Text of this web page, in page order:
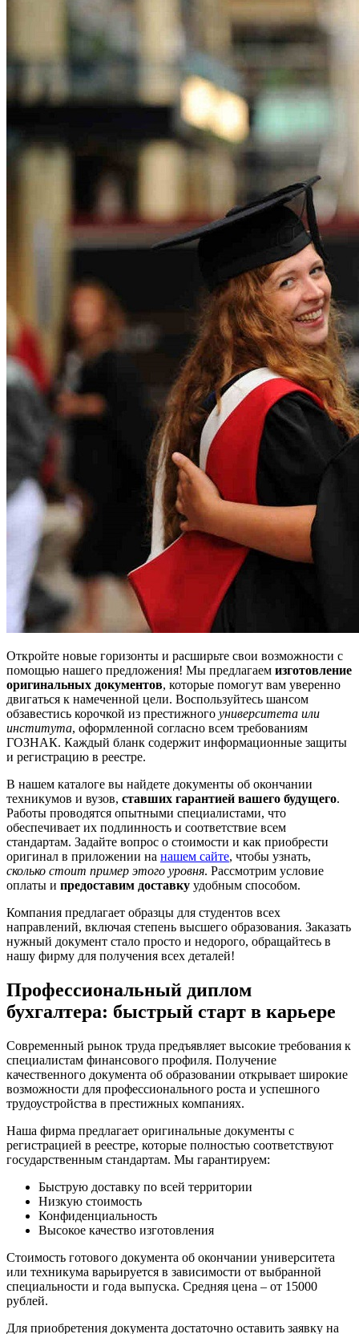
Откройте новые горизонты и расширьте свои возможности с
помощью нашего предложения! Мы предлагаем изготовление
оригинальных документов, которые помогут вам уверенно
двигаться к намеченной цели. Воспользуйтесь шансом
обзавестись корочкой из престижного университета или
института, оформленной согласно всем требованиям
ГОЗНАК. Каждый бланк содержит информационные защиты
и регистрацию в реестре.
В нашем каталоге вы найдете документы об окончании
техникумов и вузов, ставших гарантией вашего будущего.
Работы проводятся опытными специалистами, что
обеспечивает их подлинность и соответствие всем
стандартам. Задайте вопрос о стоимости и как приобрести
оригинал в приложении на нашем сайте, чтобы узнать,
сколько стоит пример этого уровня. Рассмотрим условие
оплаты и предоставим доставку удобным способом.
Компания предлагает образцы для студентов всех
направлений, включая степень высшего образования. Заказать
нужный документ стало просто и недорого, обращайтесь в
нашу фирму для получения всех деталей!
Профессиональный диплом
бухгалтера: быстрый старт в карьере
Современный рынок труда предъявляет высокие требования к
специалистам финансового профиля. Получение
качественного документа об образовании открывает широкие
возможности для профессионального роста и успешного
трудоустройства в престижных компаниях.
Наша фирма предлагает оригинальные документы с
регистрацией в реестре, которые полностью соответствуют
государственным стандартам. Мы гарантируем:
Быструю доставку по всей территории
Низкую стоимость
Конфиденциальность
Высокое качество изготовления
Стоимость готового документа об окончании университета
или техникума варьируется в зависимости от выбранной
специальности и года выпуска. Средняя цена – от 15000
рублей.
Для приобретения документа достаточно оставить заявку на